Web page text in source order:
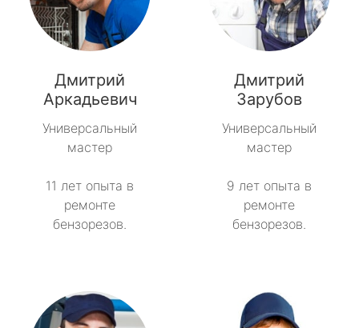
Дмитрий
Аркадьевич
Универсальный
мастер
11 лет опыта в
ремонте
бензорезов.
Дмитрий
Зарубов
Универсальный
мастер
9 лет опыта в
ремонте
бензорезов.